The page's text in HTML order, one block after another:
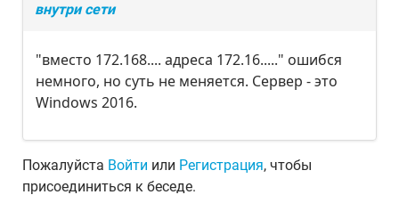
внутри сети
"вместо 172.168.... адреса 172.16....." ошибся
немного, но суть не меняется. Сервер - это
Windows 2016.
Пожалуйста Войти или Регистрация, чтобы
присоединиться к беседе.